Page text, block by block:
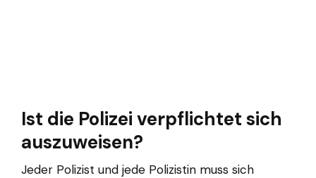
Ist die Polizei verpflichtet sich
auszuweisen?
Jeder Polizist und jede Polizistin muss sich